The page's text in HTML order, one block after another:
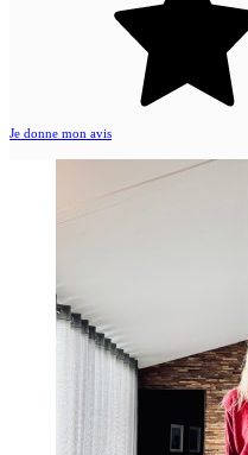
Je donne mon avis